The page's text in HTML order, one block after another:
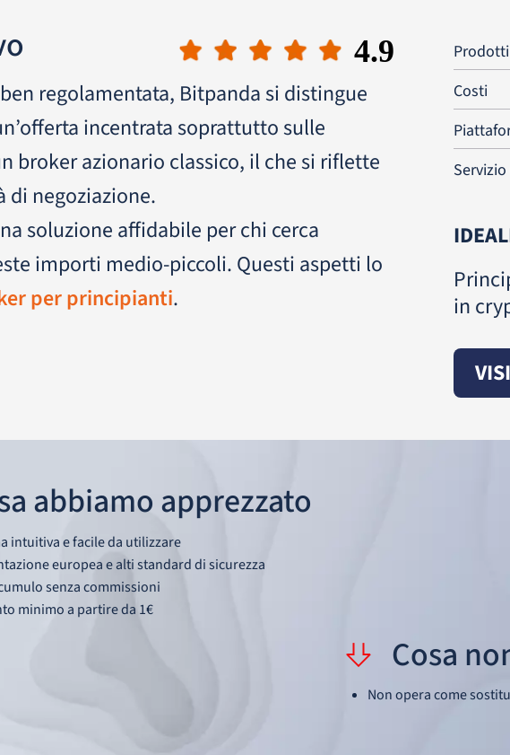
4.9
regolamentata, Bitpanda si distingue
incentrata soprattutto sulle
broker azionario classico, il che si riflette
di negoziazione.
soluzione affidabile per chi cerca
importi medio-piccoli. Questi aspetti lo
per principianti.
Costi
in
abbiamo apprezzato
intuitiva e facile da utilizzare
europea e alti standard di sicurezza
senza commissioni
minimo a partire da 1€
Cosa
Non opera come